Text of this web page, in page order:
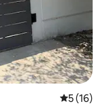
Note
5 (16)